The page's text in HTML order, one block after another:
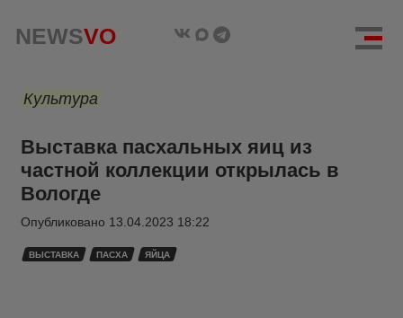
NEWSVO
Культура
Выставка пасхальных яиц из
частной коллекции открылась в
Вологде
Опубликовано 13.04.2023 18:22
ВЫСТАВКА ПАСХА ЯЙЦА